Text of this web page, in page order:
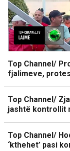
Top Channel/
fjalimeve,
Top Channel/
jashtë kontrollit
Top Channel/
‘kthehet’ pasi